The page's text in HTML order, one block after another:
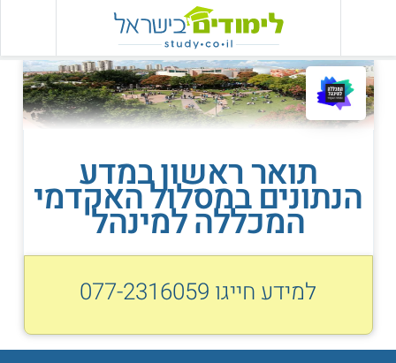
תואר ראשון במדע
הנתונים במסלול האקדמי
המכללה למינהל
למידע חייגו 077-2316059